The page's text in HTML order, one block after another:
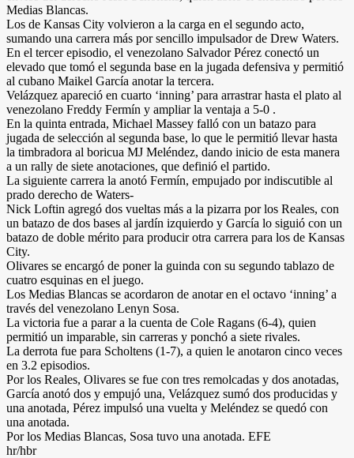
Medias Blancas.
Los de Kansas City volvieron a la carga en el segundo acto,
sumando una carrera más por sencillo impulsador de Drew Waters.
En el tercer episodio, el venezolano Salvador Pérez conectó un
elevado que tomó el segunda base en la jugada defensiva y permitió
al cubano Maikel García anotar la tercera.
Velázquez apareció en cuarto ‘inning’ para arrastrar hasta el plato al
venezolano Freddy Fermín y ampliar la ventaja a 5-0 .
En la quinta entrada, Michael Massey falló con un batazo para
jugada de selección al segunda base, lo que le permitió llevar hasta
la timbradora al boricua MJ Meléndez, dando inicio de esta manera
a un rally de siete anotaciones, que definió el partido.
La siguiente carrera la anotó Fermín, empujado por indiscutible al
prado derecho de Waters-
Nick Loftin agregó dos vueltas más a la pizarra por los Reales, con
un batazo de dos bases al jardín izquierdo y García lo siguió con un
batazo de doble mérito para producir otra carrera para los de Kansas
City.
Olivares se encargó de poner la guinda con su segundo tablazo de
cuatro esquinas en el juego.
Los Medias Blancas se acordaron de anotar en el octavo ‘inning’ a
través del venezolano Lenyn Sosa.
La victoria fue a parar a la cuenta de Cole Ragans (6-4), quien
permitió un imparable, sin carreras y ponchó a siete rivales.
La derrota fue para Scholtens (1-7), a quien le anotaron cinco veces
en 3.2 episodios.
Por los Reales, Olivares se fue con tres remolcadas y dos anotadas,
García anotó dos y empujó una, Velázquez sumó dos producidas y
una anotada, Pérez impulsó una vuelta y Meléndez se quedó con
una anotada.
Por los Medias Blancas, Sosa tuvo una anotada. EFE
hr/hbr